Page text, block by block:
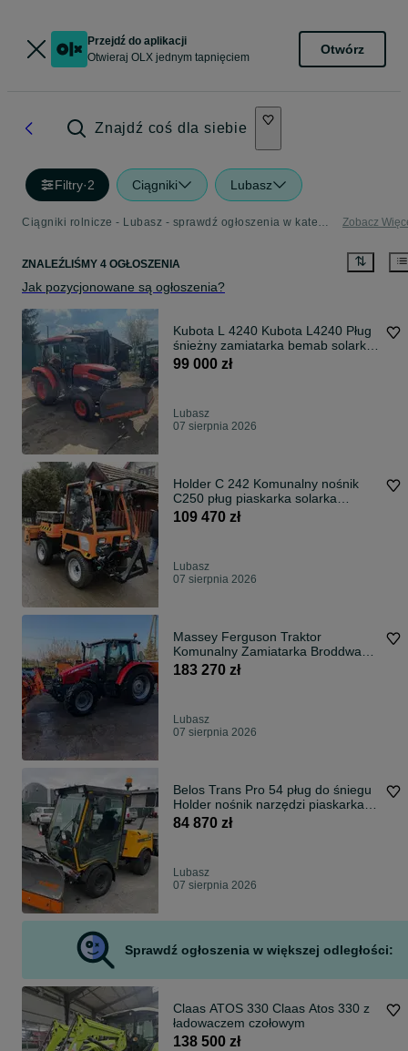
Przejdź do aplikacji
Otwieraj OLX jednym tapnięciem
Otwórz
Znajdź coś dla siebie
Filtry·2 Ciągniki Lubasz
Ciągniki rolnicze - Lubasz - sprawdź ogłoszenia w kategorii Rolnictwo Zobacz
ZNALEŹLIŚMY 4 OGŁOSZENIA
Jak pozycjonowane są ogłoszenia?
Kubota L 4240 Kubota L4240 Pług
śnieżny zamiatarka bemab solarka
komunalny kosiarka
99 000 zł
Lubasz
07 sierpnia 2026
Holder C 242 Komunalny nośnik
C250 pług piaskarka solarka
zamiatarka kosiarka
109 470 zł
Lubasz
07 sierpnia 2026
Massey Ferguson Traktor
Komunalny Zamiatarka Broddway
pług do śniegu piaskarka solarka
183 270 zł
Lubasz
07 sierpnia 2026
Belos Trans Pro 54 pług do śniegu
Holder nośnik narzędzi piaskarka
solarka zamiatarka Bemab kosiarka
84 870 zł
Lubasz
07 sierpnia 2026
Sprawdź ogłoszenia w większej odległości:
Claas ATOS 330 Claas Atos 330 z
ładowaczem czołowym
138 500 zł